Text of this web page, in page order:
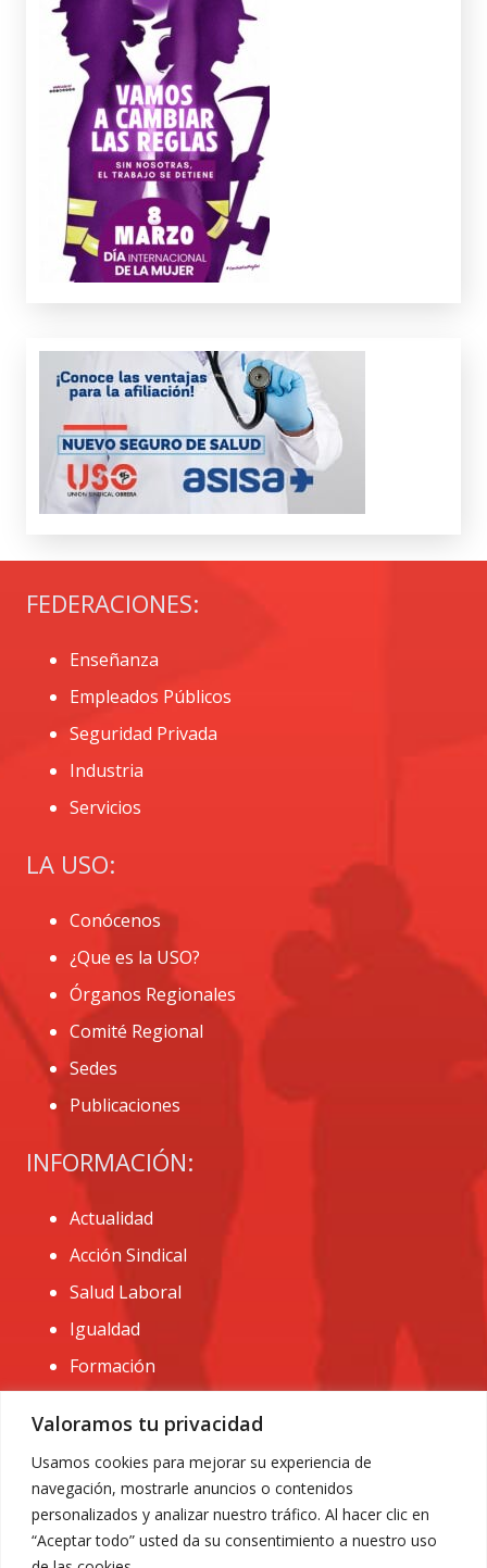
Valoramos tu privacidad
Usamos cookies para mejorar su experiencia de
navegación, mostrarle anuncios o contenidos
personalizados y analizar nuestro tráfico. Al hacer clic en
“Aceptar todo” usted da su consentimiento a nuestro uso
FEDERACIONES:
Enseñanza
Empleados Públicos
Seguridad Privada
Industria
Servicios
LA USO:
Conócenos
¿Que es la USO?
Órganos Regionales
Comité Regional
Sedes
Publicaciones
INFORMACIÓN:
Actualidad
Acción Sindical
Salud Laboral
Igualdad
Formación
CONTACTO:
administracion@usomurcia.org
968 25 01 20
C/ Huerto de las bombas nº6. 30009 Murcia